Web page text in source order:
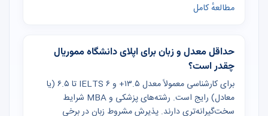
مطالعهٔ کامل
حداقل معدل و زبان برای اپلای دانشگاه مموریال
چقدر است؟
برای کارشناسی معمولاً معدل ۱۳.۵+ و IELTS ۶ تا ۶.۵ (یا
معادل) رایج است. رشته‌های پزشکی و MBA شرایط
سخت‌گیرانه‌تری دارند. پذیرش مشروط زبان در برخی